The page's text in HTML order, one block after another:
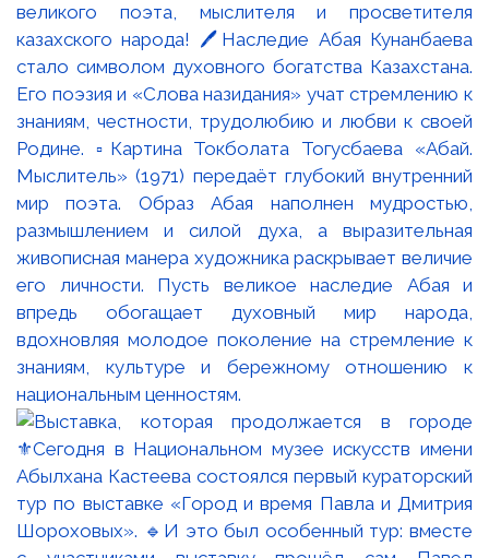
великого поэта, мыслителя и просветителя
казахского народа! 🖊️Наследие Абая Кунанбаева
стало символом духовного богатства Казахстана.
Его поэзия и «Слова назидания» учат стремлению к
знаниям, честности, трудолюбию и любви к своей
Родине. ▫️Картина Токболата Тогусбаева «Абай.
Мыслитель» (1971) передаёт глубокий внутренний
мир поэта. Образ Абая наполнен мудростью,
размышлением и силой духа, а выразительная
живописная манера художника раскрывает величие
его личности. Пусть великое наследие Абая и
впредь обогащает духовный мир народа,
вдохновляя молодое поколение на стремление к
знаниям, культуре и бережному отношению к
национальным ценностям.